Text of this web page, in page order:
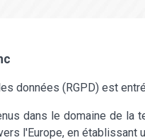
données (RGPD) est
dans le domaine de la
l'Europe, en établissant